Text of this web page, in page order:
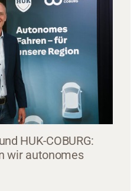
HUK-COBURG:
wir autonomes